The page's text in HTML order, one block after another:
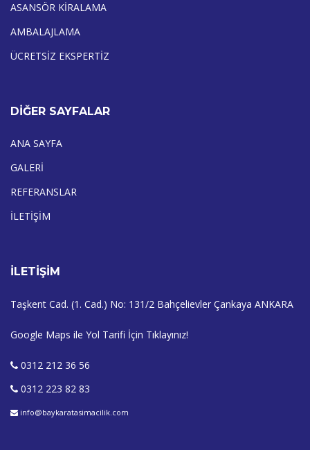
ASANSÖR KİRALAMA
AMBALAJLAMA
ÜCRETSİZ EKSPERTİZ
DİĞER SAYFALAR
ANA SAYFA
GALERİ
REFERANSLAR
İLETİŞİM
İLETİŞİM
Taşkent Cad. (1. Cad.) No: 131/2 Bahçelievler Çankaya ANKARA
Google Maps ile Yol Tarifi İçin Tıklayınız!
0312 212 36 56
0312 223 82 83
info@baykaratasimacilik.com